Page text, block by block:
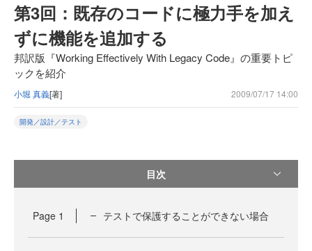
第3回：既存のコードに極力手を加え
ずに機能を追加する
邦訳版『Working Effectively With Legacy Code』の重要トピ
ックを紹介
小堀 真義[著] 2009/07/17 14:00
開発／設計／テスト
目次
Page 1 テストで保護することができない場合